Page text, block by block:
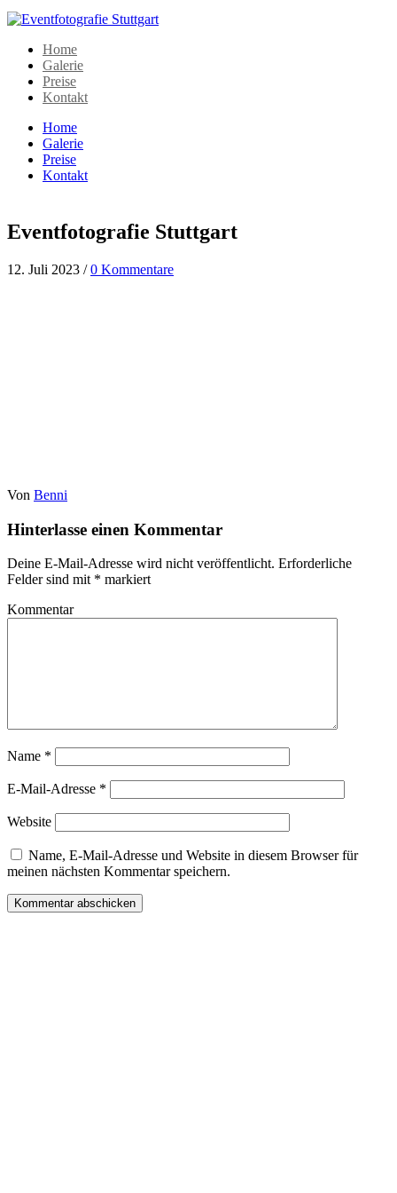
Home
Galerie
Preise
Kontakt
Home
Galerie
Preise
Kontakt
Eventfotografie Stuttgart
12. Juli 2023 / 0 Kommentare
Von Benni
Hinterlasse einen Kommentar
Deine E-Mail-Adresse wird nicht veröffentlicht. Erforderliche
Felder sind mit * markiert
Kommentar
Name *
E-Mail-Adresse *
Website
Name, E-Mail-Adresse und Website in diesem Browser für
meinen nächsten Kommentar speichern.